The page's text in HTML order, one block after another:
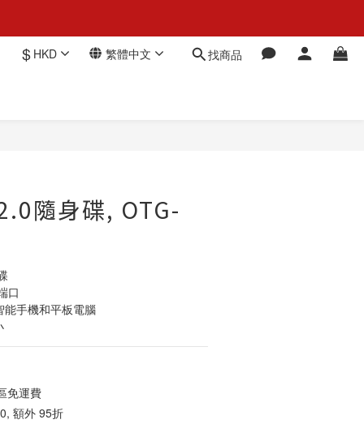
$ HKD 繁體中文 找商品
隨身碟, OTG-
口
能手機和平板電腦
免運費
額外 95折